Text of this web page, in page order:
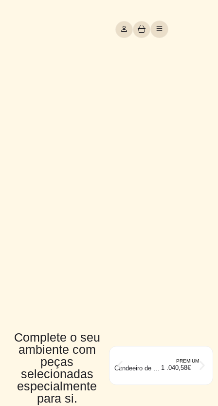
Complete o seu
ambiente com
peças
selecionadas
especialmente
para si.
PREMIUM
Candeeiro de pé
branco
1 .040,58€